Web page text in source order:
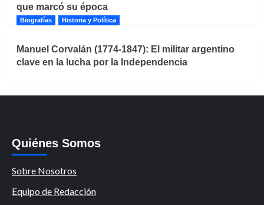
que marcó su época
Biografías Historia y Política
Manuel Corvalán (1774-1847): El militar argentino
clave en la lucha por la Independencia
Quiénes Somos
Sobre Nosotros
Equipo de Redacción